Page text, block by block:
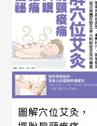
圖解穴位艾灸，